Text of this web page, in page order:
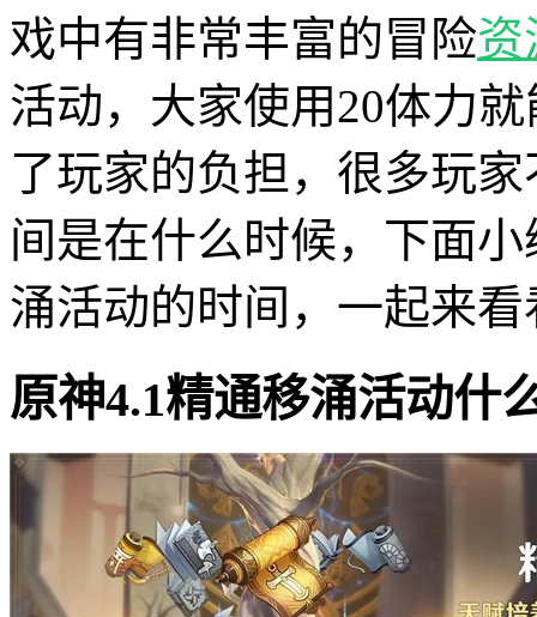
戏中有非常丰富的冒险资
活动，大家使用20体力
了玩家的负担，很多玩
间是在什么时候，下面
涌活动的时间，一起来看
原神4.1精通移涌活动什